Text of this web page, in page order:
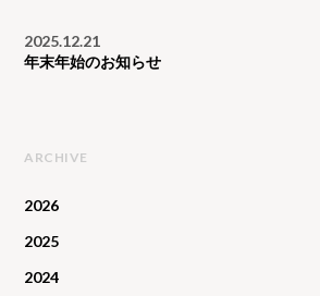
2025.12.21
年末年始のお知らせ
ARCHIVE
2026
2025
2024